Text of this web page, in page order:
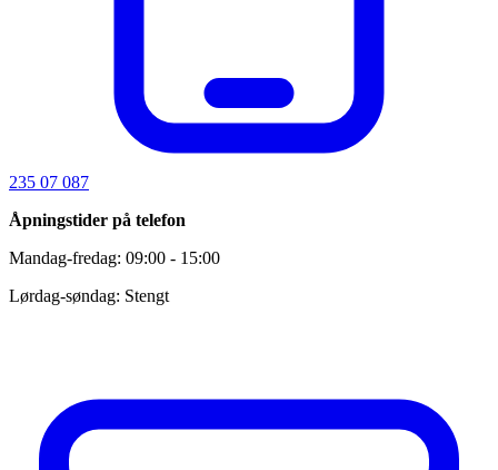
235 07 087
Åpningstider på telefon
Mandag-fredag: 09:00 - 15:00
Lørdag-søndag: Stengt